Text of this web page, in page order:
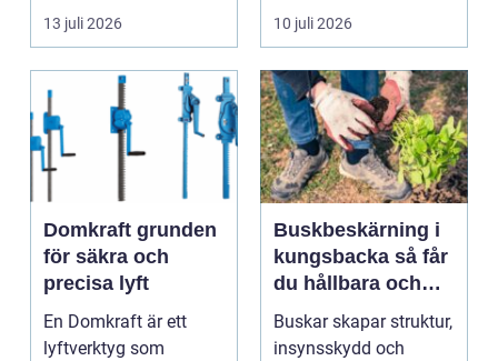
byggnad, när de får
komma in oc...
13 juli 2026
självklart val f&ou...
10 juli 2026
Domkraft grunden
för säkra och
precisa lyft
En Domkraft är ett
lyftverktyg som
Buskbeskärning i
kungsbacka så får
du hållbara och
vackra buskar året
runt
Buskar skapar struktur,
insynsskydd och